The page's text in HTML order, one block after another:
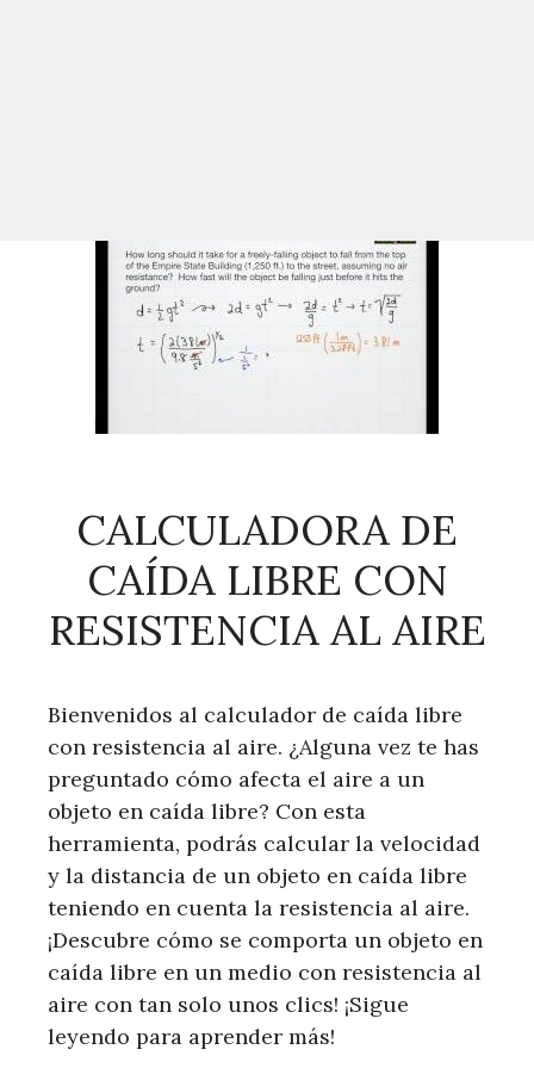
CALCULADORA DE
CAÍDA LIBRE CON
RESISTENCIA AL AIRE
Bienvenidos al calculador de caída libre
con resistencia al aire. ¿Alguna vez te has
preguntado cómo afecta el aire a un
objeto en caída libre? Con esta
herramienta, podrás calcular la velocidad
y la distancia de un objeto en caída libre
teniendo en cuenta la resistencia al aire.
¡Descubre cómo se comporta un objeto en
caída libre en un medio con resistencia al
aire con tan solo unos clics! ¡Sigue
leyendo para aprender más!